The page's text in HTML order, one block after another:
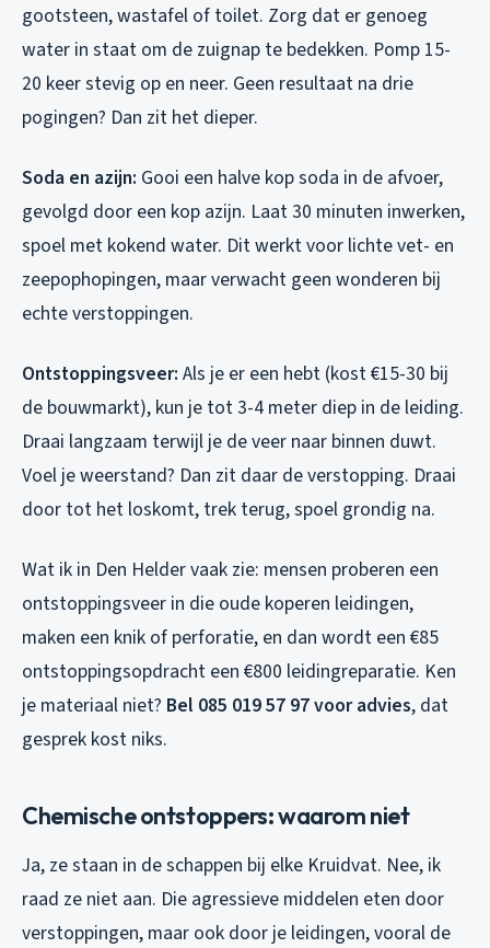
gootsteen, wastafel of toilet. Zorg dat er genoeg
water in staat om de zuignap te bedekken. Pomp 15-
20 keer stevig op en neer. Geen resultaat na drie
pogingen? Dan zit het dieper.
Soda en azijn: Gooi een halve kop soda in de afvoer,
gevolgd door een kop azijn. Laat 30 minuten inwerken,
spoel met kokend water. Dit werkt voor lichte vet- en
zeepophopingen, maar verwacht geen wonderen bij
echte verstoppingen.
Ontstoppingsveer: Als je er een hebt (kost €15-30 bij
de bouwmarkt), kun je tot 3-4 meter diep in de leiding.
Draai langzaam terwijl je de veer naar binnen duwt.
Voel je weerstand? Dan zit daar de verstopping. Draai
door tot het loskomt, trek terug, spoel grondig na.
Wat ik in Den Helder vaak zie: mensen proberen een
ontstoppingsveer in die oude koperen leidingen,
maken een knik of perforatie, en dan wordt een €85
ontstoppingsopdracht een €800 leidingreparatie. Ken
je materiaal niet? Bel 085 019 57 97 voor advies, dat
gesprek kost niks.
Chemische ontstoppers: waarom niet
Ja, ze staan in de schappen bij elke Kruidvat. Nee, ik
raad ze niet aan. Die agressieve middelen eten door
verstoppingen, maar ook door je leidingen, vooral de